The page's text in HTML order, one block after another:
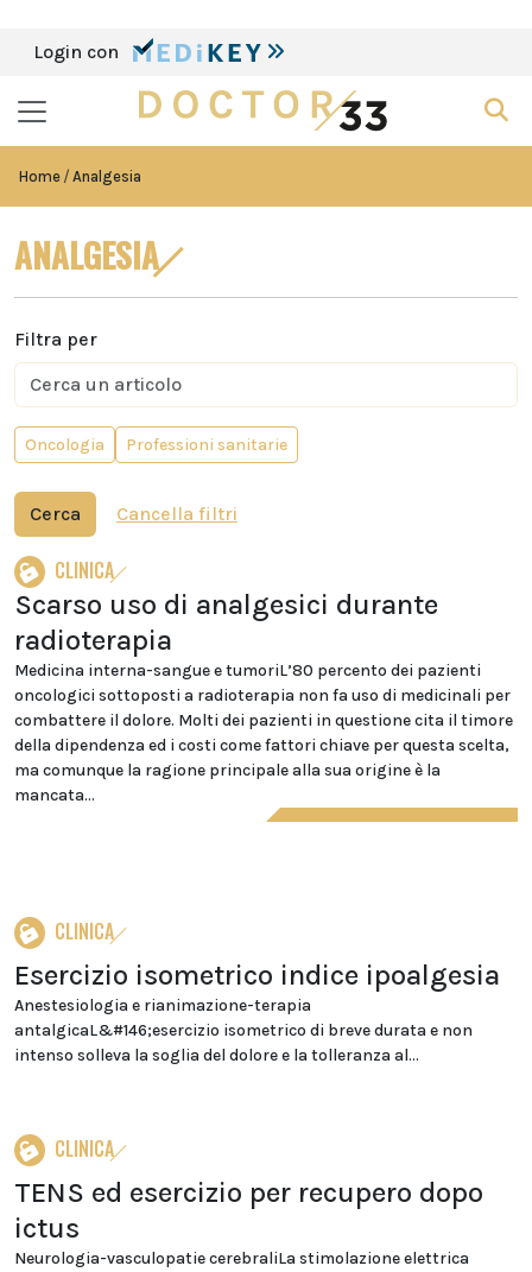
Login con
Home Analgesia
ANALGESIA
Filtra per
Oncologia Professioni sanitarie
Cerca Cancella filtri
CLINICA
Scarso uso di analgesici durante
radioterapia
Medicina interna-sangue e tumoriL’80 percento dei pazienti
oncologici sottoposti a radioterapia non fa uso di medicinali per
combattere il dolore. Molti dei pazienti in questione cita il timore
della dipendenza ed i costi come fattori chiave per questa scelta,
ma comunque la ragione principale alla sua origine è la
mancata...
CLINICA
Esercizio isometrico indice ipoalgesia
Anestesiologia e rianimazione-terapia
antalgicaL&#146;esercizio isometrico di breve durata e non
intenso solleva la soglia del dolore e la tolleranza al...
CLINICA
TENS ed esercizio per recupero dopo
ictus
Neurologia-vasculopatie cerebraliLa stimolazione elettrica